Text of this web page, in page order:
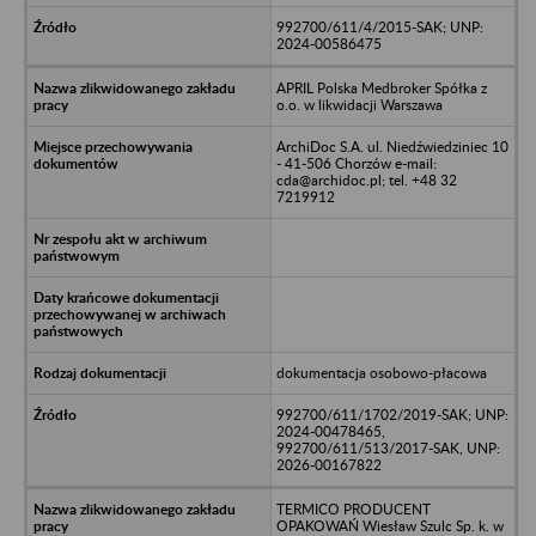
992700/611/4/2015-SAK; UNP:
2024-00586475
APRIL Polska Medbroker Spółka z
o.o. w likwidacji Warszawa
ArchiDoc S.A. ul. Niedźwiedziniec 10
- 41-506 Chorzów e-mail:
cda@archidoc.pl; tel. +48 32
7219912
dokumentacja osobowo-płacowa
992700/611/1702/2019-SAK; UNP:
2024-00478465,
992700/611/513/2017-SAK, UNP:
2026-00167822
TERMICO PRODUCENT
OPAKOWAŃ Wiesław Szulc Sp. k. w